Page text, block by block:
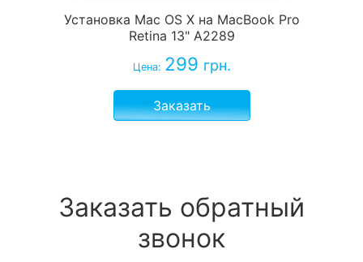
Установка Mac OS X на MacBook Pro
Retina 13" A2289
Цена: 299 грн.
Заказать
Заказать обратный
звонок